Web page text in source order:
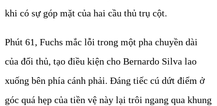
khi có sự góp mặt của hai cầu thủ trụ cột.
Phút 61, Fuchs mắc lỗi trong một pha chuyền dài
của đối thủ, tạo điều kiện cho Bernardo Silva lao
xuống bên phía cánh phải. Đáng tiếc cú dứt điểm ở
góc quá hẹp của tiền vệ này lại trôi ngang qua khung